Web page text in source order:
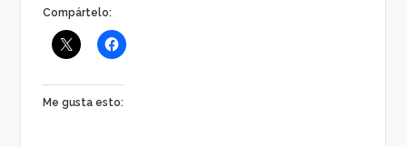
Compártelo:
Me gusta esto: